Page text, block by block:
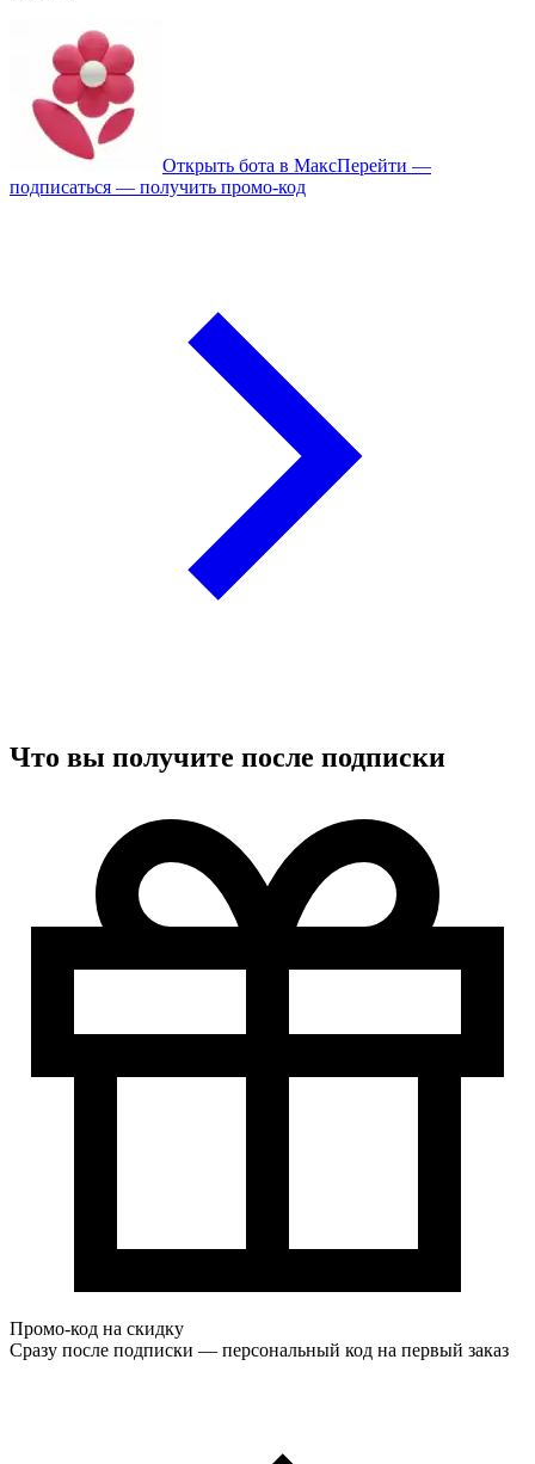
Открыть бота в МаксПерейти —
подписаться — получить промо-код
Что вы получите после подписки
Промо-код на скидку
Сразу после подписки — персональный код на первый заказ